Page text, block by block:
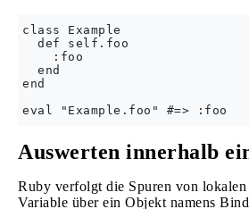
class Example
  def self.foo
    :foo
  end
end
Auswerten innerhalb
Ruby verfolgt die Spuren von lokalen
Variable über ein Objekt namens